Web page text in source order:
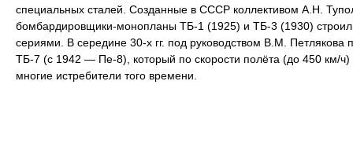
специальных сталей. Созданные в СССР коллективом А.Н.
бомбардировщики-монопланы ТБ-1 (1925) и ТБ-3 (1930)
сериями. В середине 30-х гг. под руководством В.М. Петлякова
ТБ-7 (с 1942 — Пе-8), который по скорости полёта (до 450 км/ч)
многие истребители того времени.